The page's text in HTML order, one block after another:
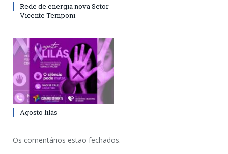
Rede de energia nova Setor
Vicente Temponi
Agosto lilás
Os comentários estão fechados.